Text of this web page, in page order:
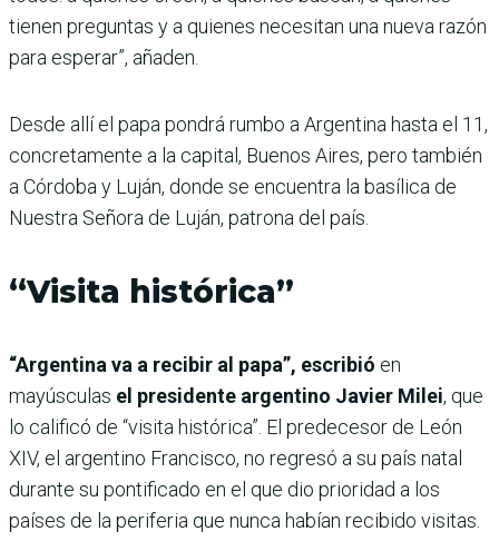
tienen preguntas y a quienes necesitan una nueva razón
para esperar”, añaden.
Desde allí el papa pondrá rumbo a Argentina hasta el 11,
concretamente a la capital, Buenos Aires, pero también
a Córdoba y Luján, donde se encuentra la basílica de
Nuestra Señora de Luján, patrona del país.
“Visita histórica”
“Argentina va a recibir al papa”, escribió en
mayúsculas el presidente argentino Javier Milei, que
lo calificó de “visita histórica”. El predecesor de León
XIV, el argentino Francisco, no regresó a su país natal
durante su pontificado en el que dio prioridad a los
países de la periferia que nunca habían recibido visitas.